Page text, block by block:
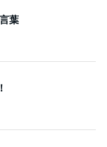
葉